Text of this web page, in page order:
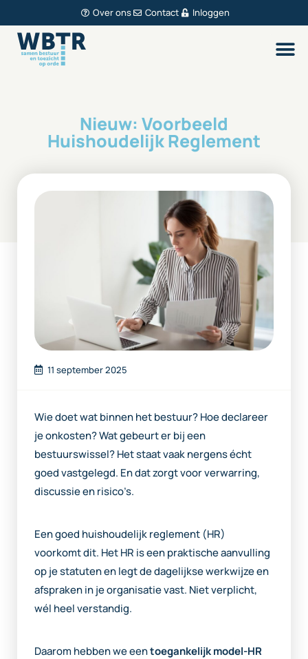
Over ons Contact Inloggen
Nieuw: Voorbeeld
Huishoudelijk Reglement
11 september 2025
Wie doet wat binnen het bestuur? Hoe declareer
je onkosten? Wat gebeurt er bij een
bestuurswissel? Het staat vaak nergens écht
goed vastgelegd. En dat zorgt voor verwarring,
discussie en risico’s.
Een goed huishoudelijk reglement (HR)
voorkomt dit. Het HR is een praktische aanvulling
op je statuten en legt de dagelijkse werkwijze en
afspraken in je organisatie vast. Niet verplicht,
wél heel verstandig.
Daarom hebben we eentoegankelijk model-HR